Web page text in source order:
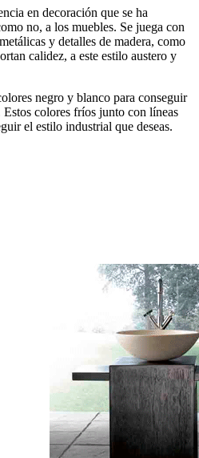
en decoración que se ha
no, a los muebles. Se juega con
y detalles de madera, como
calidez, a este estilo austero y
negro y blanco para conseguir
Estos colores fríos junto con líneas
el estilo industrial que deseas.